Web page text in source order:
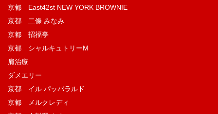
京都 East42st NEW YORK BROWNIE
京都 二條 みなみ
京都 招福亭
京都 シャルキュトリーM
肩治療
ダメエリー
京都 イル パッパラルド
京都 メルクレディ